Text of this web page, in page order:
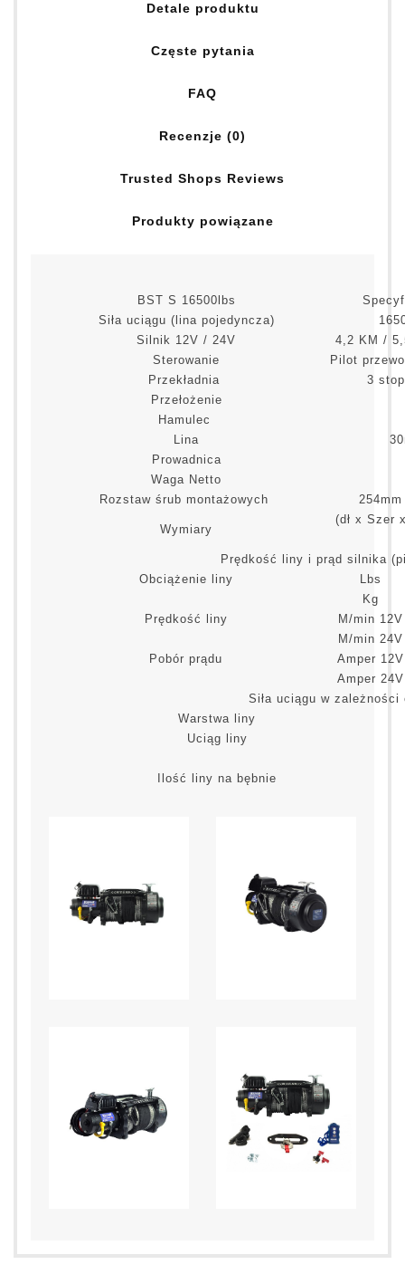
Detale produktu
Częste pytania
FAQ
Recenzje (0)
Trusted Shops Reviews
Produkty powiązane
BST S 16500lbs
Siła uciągu (lina pojedyncza)
Silnik 12V / 24V
4,2 KM /
Sterowanie
Pilot
Przekładnia
3
Przełożenie
Hamulec
Lina
Prowadnica
Waga Netto
Rozstaw śrub montażowych
Wymiary
(dł x Szer
Prędkość liny i prąd silnika
Obciążenie liny
Lbs
Kg
Prędkość liny
M/min 12V
M/min 24V
Pobór prądu
Amper 12V
Amper 24V
Siła uciągu w
Warstwa liny
Uciąg liny
Ilość liny na bębnie